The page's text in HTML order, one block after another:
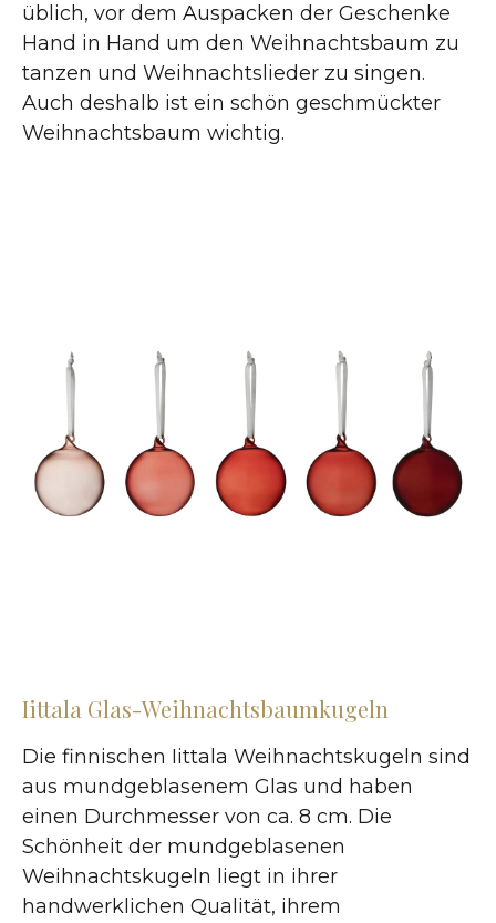
üblich, vor dem Auspacken der Geschenke
Hand in Hand um den Weihnachtsbaum zu
tanzen und Weihnachtslieder zu singen.
Auch deshalb ist ein schön geschmückter
Weihnachtsbaum wichtig.
Iittala Glas-Weihnachtsbaumkugeln
Die finnischen Iittala Weihnachtskugeln sind
aus mundgeblasenem Glas und haben
einen Durchmesser von ca. 8 cm. Die
Schönheit der mundgeblasenen
Weihnachtskugeln liegt in ihrer
handwerklichen Qualität, ihrem